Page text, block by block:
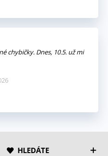
chybičky. Dnes, 10.5. už mi
HLEDÁTE